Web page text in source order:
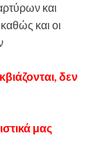
και
και οι
δεν
μας